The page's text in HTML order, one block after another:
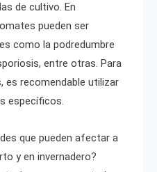
de cultivo. En
pueden ser
como la podredumbre
entre otras. Para
recomendable utilizar
específicos.
que pueden afectar a
y en invernadero?